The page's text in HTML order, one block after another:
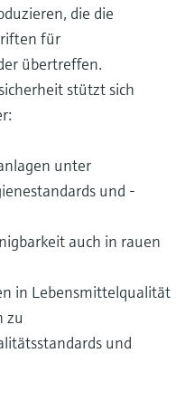
die die
für
übertreffen.
stützt sich
unter
und -
auch in rauen
in Lebensmittelqualität
zu
und